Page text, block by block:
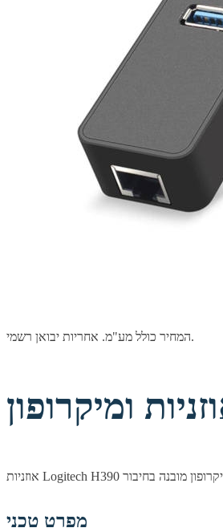
המחיר כולל מע"מ. אחריות יבואן רשמי.
מפרט טכני